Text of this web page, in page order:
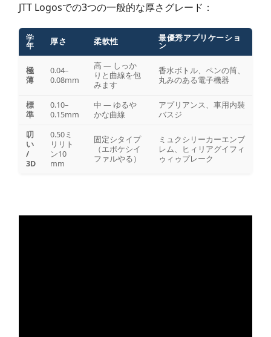
JTT Logosでの3つの一般的な厚さグレード：
学
年 厚さ 柔軟性 最優秀アプリケーショ
ン
極
薄
0.04–
0.08mm
高 — しっか
りと曲線を包
みます
香水ボトル、ペンの筒、
丸みのある電子機器
標
準
0.10–
0.15mm
中 — ゆるや
かな曲線
アプリアンス、車用内裝
バスジ
叨
い
/
3D
0.50ミ
リリト
ン10
mm
固定シタイプ
（エポケシイ
ファルやる）
ミュクシリーカーエンブ
レム、ヒィリアグイフィ
ゥィゥプレーク